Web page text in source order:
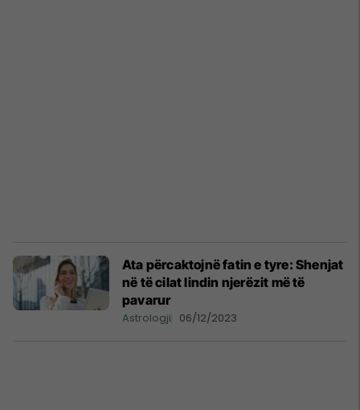
Ata përcaktojnë fatin e tyre: Shenjat
në të cilat lindin njerëzit më të
pavarur
Astrologji 06/12/2023